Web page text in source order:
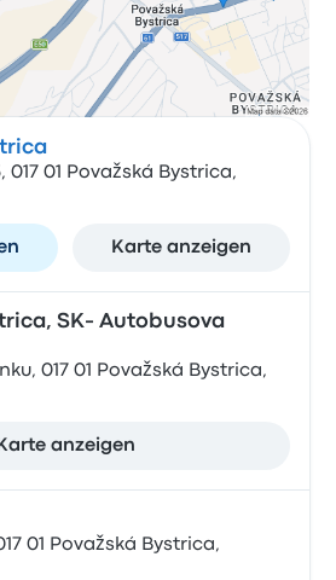
017 01 Považská Bystrica,
Karte anzeigen
SK- Autobusova
017 01 Považská Bystrica,
Karte anzeigen
01 Považská Bystrica,